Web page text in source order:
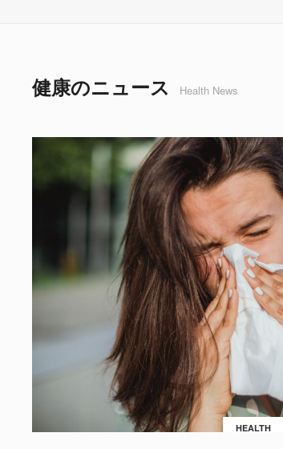
健康のニュース Health News
HEALTH